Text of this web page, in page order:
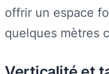
offrir un espace
quelques mètres